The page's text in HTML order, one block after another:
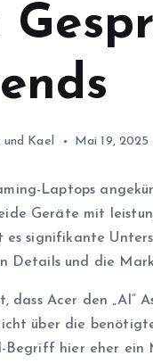
Kael Mai 19, 2025
Laptops
Geräte mit
signifikante
Details und die
dass Acer den „AI“
über die
Begriff hier eher ein